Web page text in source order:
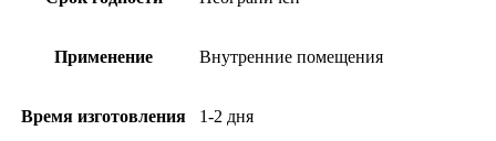
Применение Внутренние помещения
Время изготовления 1-2 дня